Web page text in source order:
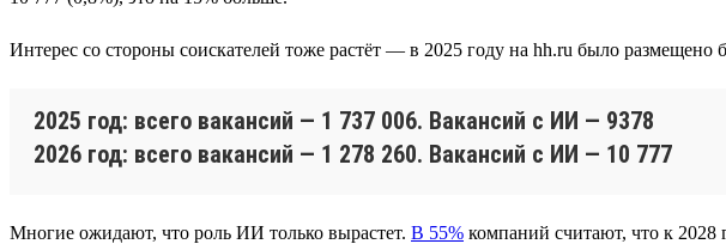
Интерес со стороны соискателей тоже растёт — в 2025 году на hh.ru было
2025 год: всего вакансий — 1 737 006. Вакансий с ИИ — 9378
2026 год: всего вакансий — 1 278 260. Вакансий с ИИ — 10 777
Многие ожидают, что роль ИИ только вырастет. В 55% компаний считают, что к 2028